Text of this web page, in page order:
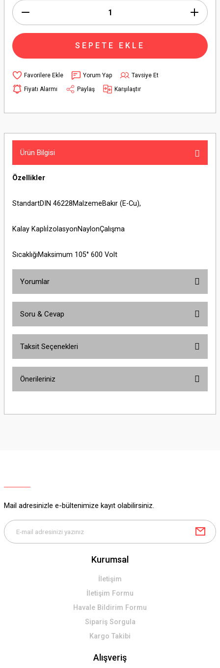
SEPETE EKLE
Yorum Yap
Tavsiye Et
Fiyatı Alarmı
Paylaş Karşılaştır
Ürün Bilgisi
Özellikler
StandartDIN 46228MalzemeBakır (E-Cu),
Kalay KaplıİzolasyonNaylonÇalışma
SıcaklığıMaksimum 105° 600 Volt
Yorumlar
Soru & Cevap
Taksit Seçenekleri
Önerileriniz
yetersiz gördüğünüz noktaları öneri formunu kullanarak tarafımıza
Bu ürüne benzer farklı alternatifler olmalı.
Gönder
Mail adresinizle e-bültenimize kayıt olabilirsiniz.
Kurumsal
İletişim
İletişim Formu
Havale Bildirim Formu
Sipariş Sorgula
Kargo Takibi
Alışveriş